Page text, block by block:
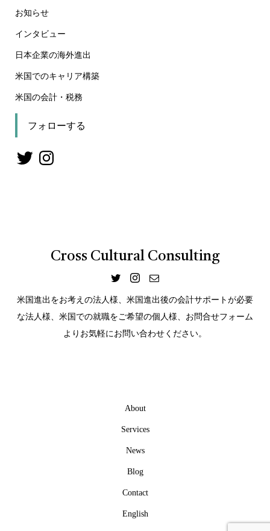
お知らせ
インタビュー
日本企業の海外進出
米国でのキャリア構築
米国の会計・税務
フォローする
Cross Cultural Consulting
米国進出をお考えの法人様、米国進出後の会計サポートが必要
な法人様、米国での就職をご希望の個人様、お問合せフォーム
よりお気軽にお問い合わせください。
About
Services
News
Blog
Contact
English